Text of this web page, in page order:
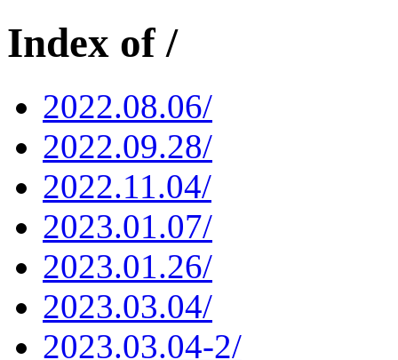
Index of /
2022.08.06/
2022.09.28/
2022.11.04/
2023.01.07/
2023.01.26/
2023.03.04/
2023.03.04-2/